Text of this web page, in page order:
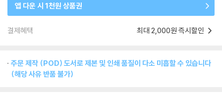
앱 다운 시 1천원 상품권
결제혜택 최대 2,000원 즉시할인
주문 제작 (POD) 도서로 제본 및 인쇄 품질이 다소 미흡할 수 있습니다
(해당 사유 반품 불가)